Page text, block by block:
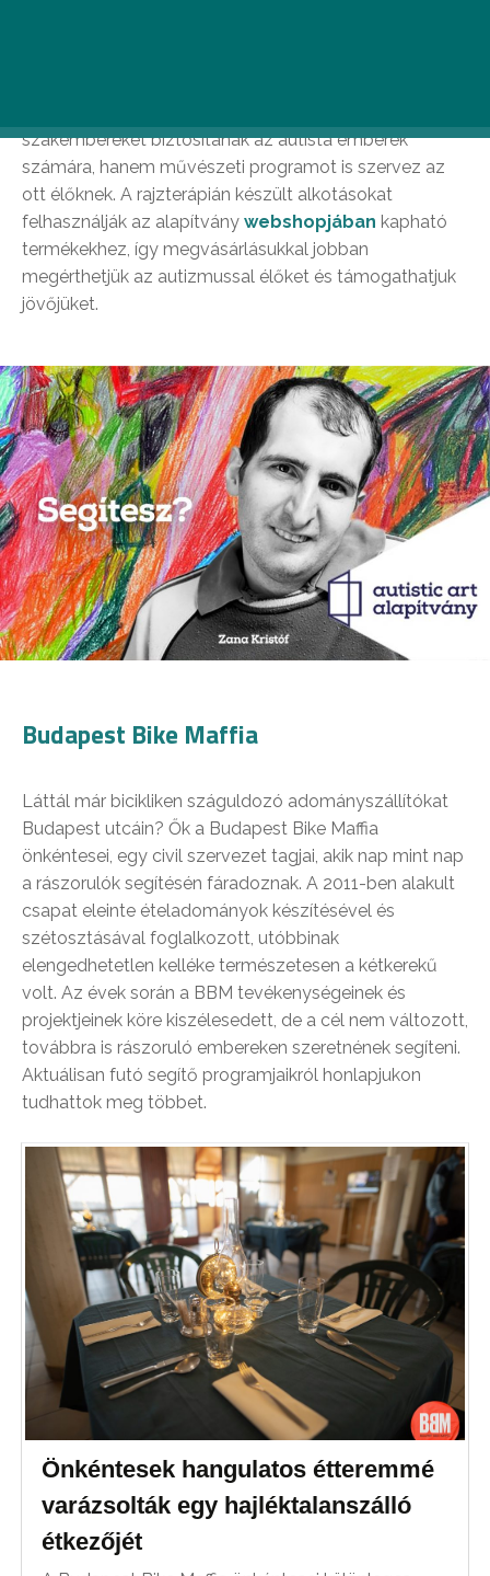
szakembereket biztosítanak az autista emberek
számára, hanem művészeti programot is szervez az
ott élőknek. A rajzterápián készült alkotásokat
felhasználják az alapítvány webshopjában kapható
termékekhez, így megvásárlásukkal jobban
megérthetjük az autizmussal élőket és támogathatjuk
jövőjüket.
Budapest Bike Maffia
Láttál már bicikliken száguldozó adományszállítókat
Budapest utcáin? Ők a Budapest Bike Maffia
önkéntesei, egy civil szervezet tagjai, akik nap mint nap
a rászorulók segítésén fáradoznak. A 2011-ben alakult
csapat eleinte ételadományok készítésével és
szétosztásával foglalkozott, utóbbinak
elengedhetetlen kelléke természetesen a kétkerekű
volt. Az évek során a BBM tevékenységeinek és
projektjeinek köre kiszélesedett, de a cél nem változott,
továbbra is rászoruló embereken szeretnének segíteni.
Aktuálisan futó segítő programjaikról honlapjukon
tudhattok meg többet.
Önkéntesek hangulatos étteremmé
varázsolták egy hajléktalanszálló
étkezőjét